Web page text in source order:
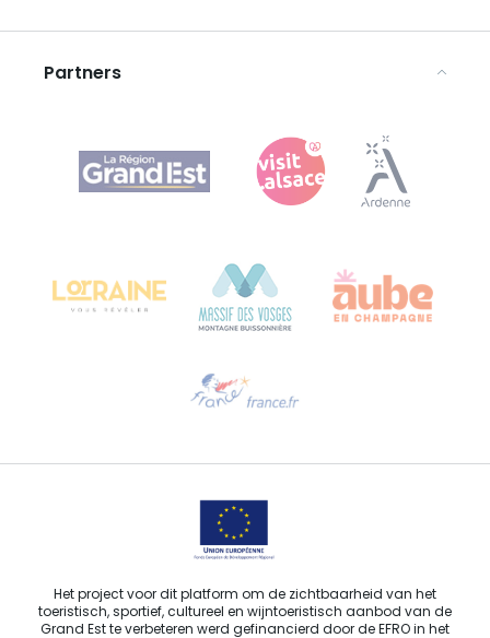
Disclaimer
Agence Régionale du Tourisme Grand Est
Bureau de Colmar (hoofdkantoor)
Stuur ons een e-mail
Partners
Het project voor dit platform om de zichtbaarheid van het
toeristisch, sportief, cultureel en wijntoeristisch aanbod van de
Grand Est te verbeteren werd gefinancierd door de EFRO in het